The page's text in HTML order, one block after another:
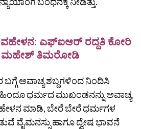
ಎಫ್‌ಐಆರ್‌ ರದ್ದತಿ ಕೋರಿ
ಮಹೇಶ್‌ ತಿಮರೋಡಿ
ಅವಾಚ್ಯ ಶಬ್ದಗಳಿಂದ ನಿಂದಿಸಿ
ಧರ್ಮದ ಮುಖಂಡನನ್ನು ಅವಾಚ್ಯ
ಮಾಡಿ, ಬೇರೆ ಬೇರೆ ಧರ್ಮಗಳ
ವೈಮನಸ್ಸು ಹಾಗೂ ದ್ವೇಷ ಭಾವನೆ